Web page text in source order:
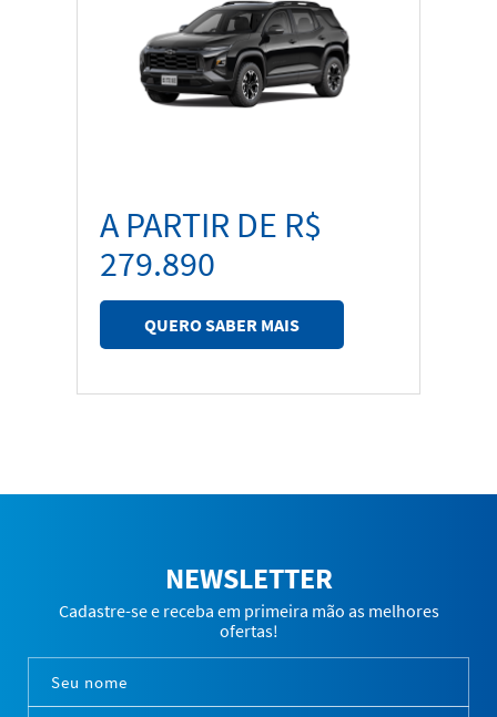
A PARTIR DE R$
279.890
QUERO SABER MAIS
NEWSLETTER
Cadastre-se e receba em primeira mão as melhores
ofertas!